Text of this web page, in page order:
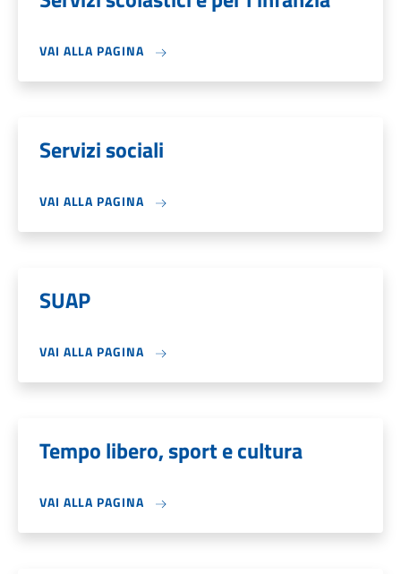
VAI ALLA PAGINA
Servizi sociali
VAI ALLA PAGINA
SUAP
VAI ALLA PAGINA
Tempo libero, sport e cultura
VAI ALLA PAGINA